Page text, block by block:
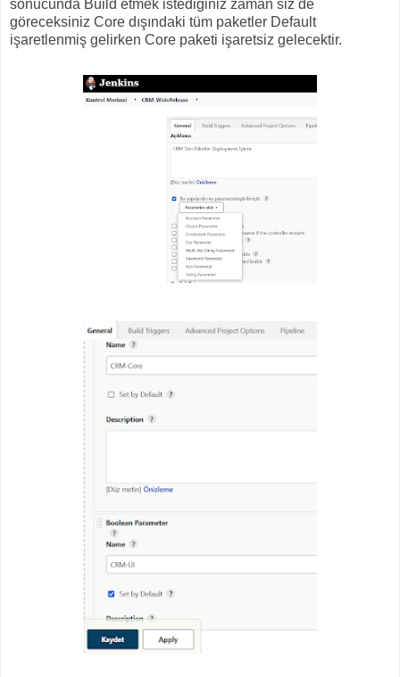
sonucunda Build etmek istediğiniz zaman siz de
göreceksiniz Core dışındaki tüm paketler Default
işaretlenmiş gelirken Core paketi işaretsiz gelecektir.